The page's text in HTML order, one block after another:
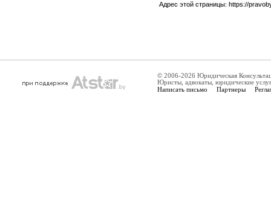
Адрес этой страницы: https://
© 2006-2026 Юридическая
Юристы, адвокаты, юридические
Написать письмо Партнеры